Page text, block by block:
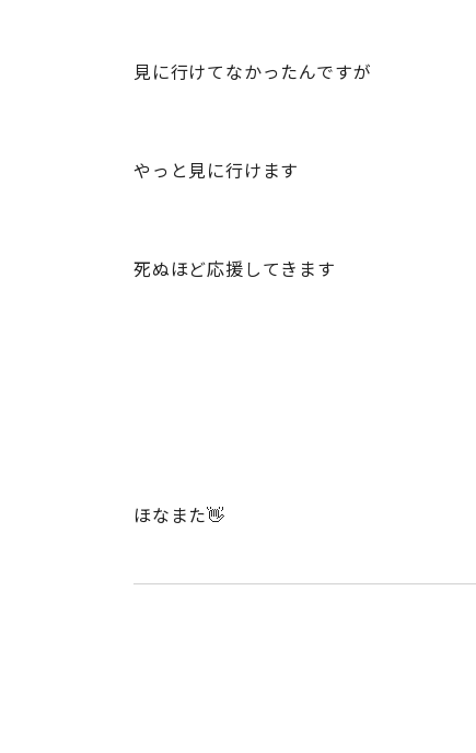
見に行けてなかったんですが
やっと見に行けます
死ぬほど応援してきます
ほなまた👋